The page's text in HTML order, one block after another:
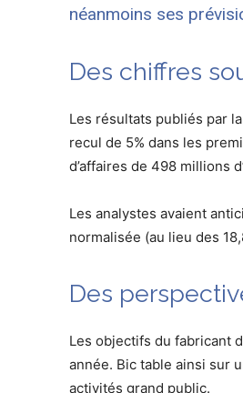
néanmoins ses
Des chiffres
Les résultats publiés par
recul de 5% dans les
d’affaires de 498 millions
Les analystes avaient
normalisée (au lieu des
Des
Les objectifs du fabricant
année. Bic table ainsi sur
activités grand public.